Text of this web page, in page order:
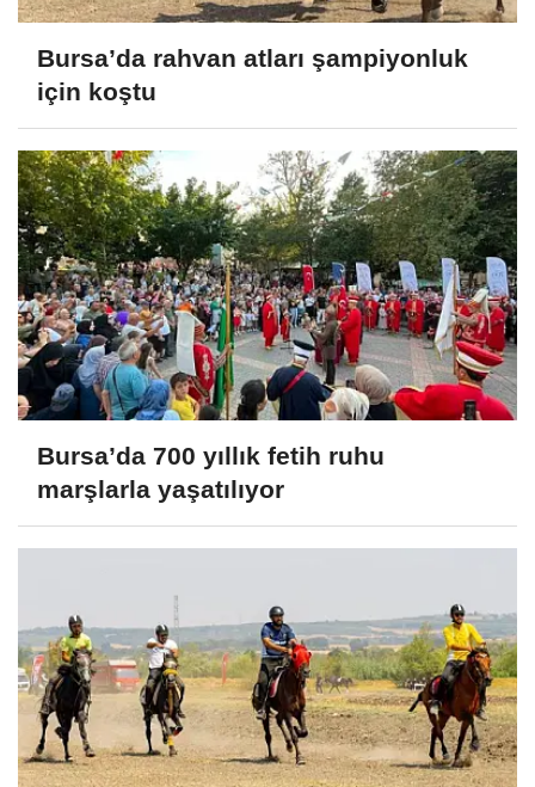
Bursa’da rahvan atları şampiyonluk
için koştu
Bursa’da 700 yıllık fetih ruhu
marşlarla yaşatılıyor